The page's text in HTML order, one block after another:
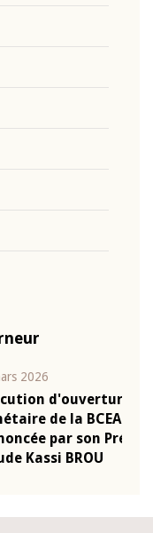
de Politique
2026,
Jean-